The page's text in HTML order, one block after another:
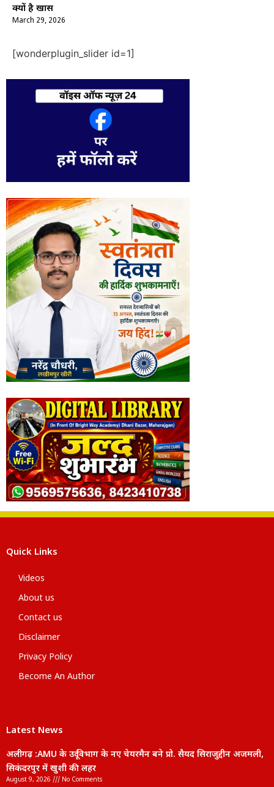
क्यों है खास
March 29, 2026
[wonderplugin_slider id=1]
Quick Links
Videos
About us
Contact us
Disclaimer
Privacy Policy
Become An Author
Latest News
अलीगढ़ :AMU के उर्दू विभाग के नए चेयरमैन बने प्रो. सैयद सिराजुद्दीन अजमली,
सिकंदरपुर में खुशी की लहर
August 9, 2026 No Comments